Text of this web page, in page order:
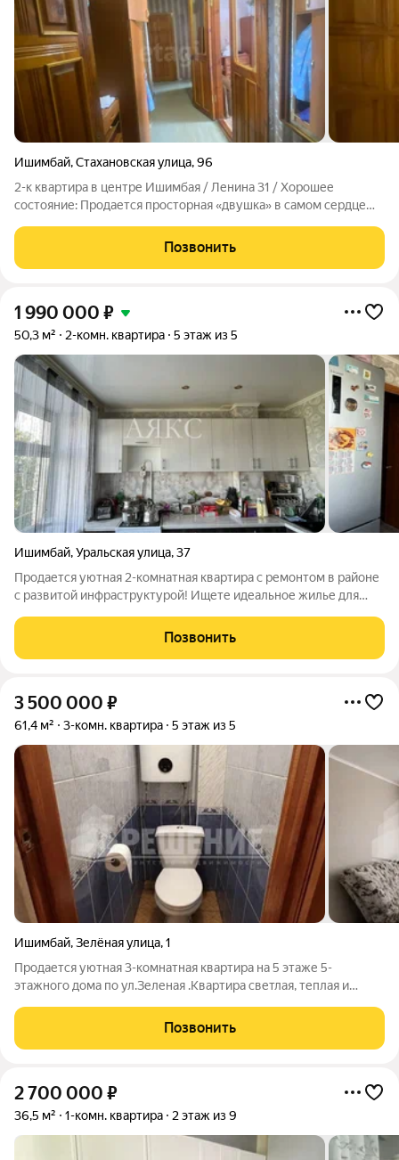
Ишимбай,Стахановская улица,96
2-к квартира в центре Ишимбая / Ленина 31 / Хорошее
состояние: Продается просторная «двушка» в самом сердце
инфраструктурой: вся необходимая инфраструктура
(магазины, остановки, школы, детские сады) в
Позвонить
1 990 000 ₽
50,3 м² 2-комн. квартира 5 этаж из 5
Ишимбай,Уральская улица,37
Продается уютная 2-комнатная квартира с ремонтом в районе
с развитой инфраструктурой! Ищете идеальное жилье для
двухкомнатную квартиру общей площадью 50.6 кв.м.,
полностью готовую к проживанию.
Позвонить
3 500 000 ₽
61,4 м² 3-комн. квартира 5 этаж из 5
Ишимбай,Зелёная улица,1
Продается уютная 3-комнатная квартира на 5 этаже 5-
этажного дома по ул.Зеленая .Квартира светлая, теплая и
выходят на обе стороны . Благоустроенный двор с двумя
детскими площадками. Большой
Позвонить
2 700 000 ₽
36,5 м² 1-комн. квартира 2 этаж из 9